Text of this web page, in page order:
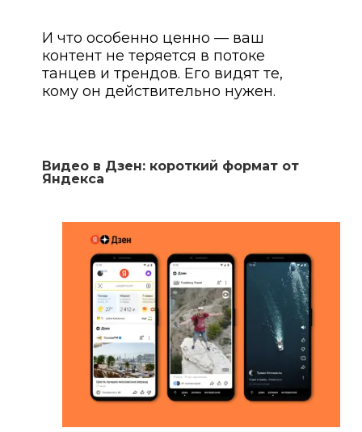
И что особенно ценно — ваш
контент не теряется в потоке
танцев и трендов. Его видят те,
кому он действительно нужен.
Видео в Дзен: короткий формат от
Яндекса